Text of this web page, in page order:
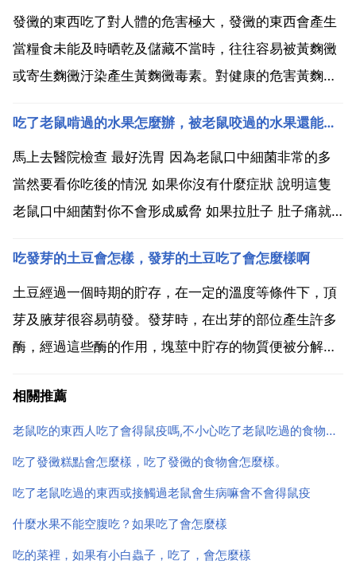
發黴的東西吃了對人體的危害極大，發黴的東西會產生
當糧食未能及時晒乾及儲藏不當時，往往容易被黃麴黴
或寄生麴黴汙染產生黃麴黴毒素。對健康的危害黃麴黴
氧化酶系的作用下進行代謝。黃麴黴毒素沒有經過代謝
活化是無致癌性的，因曲昔曲霍毒素袖稱為前致癌物。
毒性遠遠高於...
吃了老鼠啃過的水果怎麼辦，被老鼠咬過的水果還能吃嗎？
馬上去醫院檢查 最好洗胃 因為老鼠口中細菌非常的多
當然要看你吃後的情況 如果你沒有什麼症狀 說明這隻
老鼠口中細菌對你不會形成威脅 如果拉肚子 肚子痛就
也不一定馬上見症狀，你這種清況有些麻煩哦，因為老
鼠體內的病菌不是一個型別的。我建議你去醫院諮詢一
下...
吃發芽的土豆會怎樣，發芽的土豆吃了會怎麼樣啊
土豆經過一個時期的貯存，在一定的溫度等條件下，頂
芽及腋芽很容易萌發。發芽時，在出芽的部位產生許多
酶，經過這些酶的作用，塊莖中貯存的物質便被分解，
生一種叫做 龍葵精 的毒素，這種毒素進入人體，人就
會出現噁心 嘔吐 頭暈和腹瀉等中毒症狀，嚴重時還會
造成呼...
相關推薦
老鼠吃的東西人吃了會得鼠疫嗎,不小心吃了老鼠吃過的食物會得鼠疫嗎
吃了發黴糕點會怎麼樣，吃了發黴的食物會怎麼樣。
吃了老鼠吃過的東西或接觸過老鼠會生病嘛會不會得鼠疫
什麼水果不能空腹吃？如果吃了會怎麼樣
吃的菜裡，如果有小白蟲子，吃了，會怎麼樣